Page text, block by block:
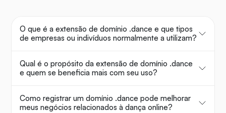
O que é a extensão de domínio .dance e que tipos
de empresas ou indivíduos normalmente a utilizam?
Qual é o propósito da extensão de domínio .dance
e quem se beneficia mais com seu uso?
Como registrar um domínio .dance pode melhorar
meus negócios relacionados à dança online?